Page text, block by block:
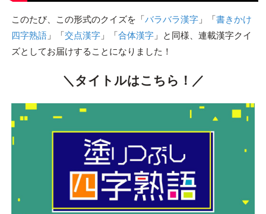
このたび、この形式のクイズを「バラバラ漢字」「書きかけ
四字熟語」「交点漢字」「合体漢字」と同様、連載漢字クイ
ズとしてお届けすることになりました！
＼タイトルはこちら！／